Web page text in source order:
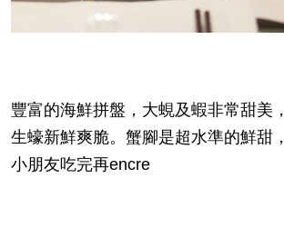
豐富的海鮮拼盤，大蜆及蝦非常甜美，
生蠔新鮮爽脆。蟹腳是超水準的鮮甜，
小朋友吃完再encre